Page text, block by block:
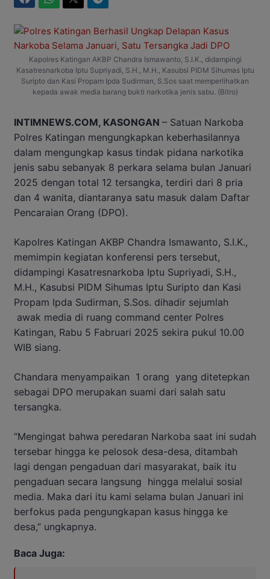
Kapolres Katingan AKBP Chandra Ismawanto, S.I.K., didampingi
Kasatresnarkoba Iptu Supriyadi, S.H., M.H., Kasubsi PIDM Sihumas Iptu
Suripto dan Kasi Propam Ipda Sudirman, S.Sos saat memperlihatkan
kepada awak media barang bukti narkotika jenis sabu. (Bitro)
INTIMNEWS.COM, KASONGAN – Satuan Narkoba
Polres Katingan mengungkapkan keberhasilannya
dalam mengungkap kasus tindak pidana narkotika
jenis sabu sebanyak 8 perkara selama bulan Januari
2025 dengan total 12 tersangka, terdiri dari 8 pria
dan 4 wanita, diantaranya satu masuk dalam Daftar
Pencaraian Orang (DPO).
Kapolres Katingan AKBP Chandra Ismawanto, S.I.K.,
memimpin kegiatan konferensi pers tersebut,
didampingi Kasatresnarkoba Iptu Supriyadi, S.H.,
M.H., Kasubsi PIDM Sihumas Iptu Suripto dan Kasi
Propam Ipda Sudirman, S.Sos. dihadir sejumlah
awak media di ruang command center Polres
Katingan, Rabu 5 Fabruari 2025 sekira pukul 10.00
WIB siang.
Chandara menyampaikan 1 orang yang ditetepkan
sebagai DPO merupakan suami dari salah satu
tersangka.
“Mengingat bahwa peredaran Narkoba saat ini sudah
tersebar hingga ke pelosok desa-desa, ditambah
lagi dengan pengaduan dari masyarakat, baik itu
pengaduan secara langsung hingga melalui sosial
media. Maka dari itu kami selama bulan Januari ini
berfokus pada pengungkapan kasus hingga ke
desa,” ungkapnya.
Baca Juga: